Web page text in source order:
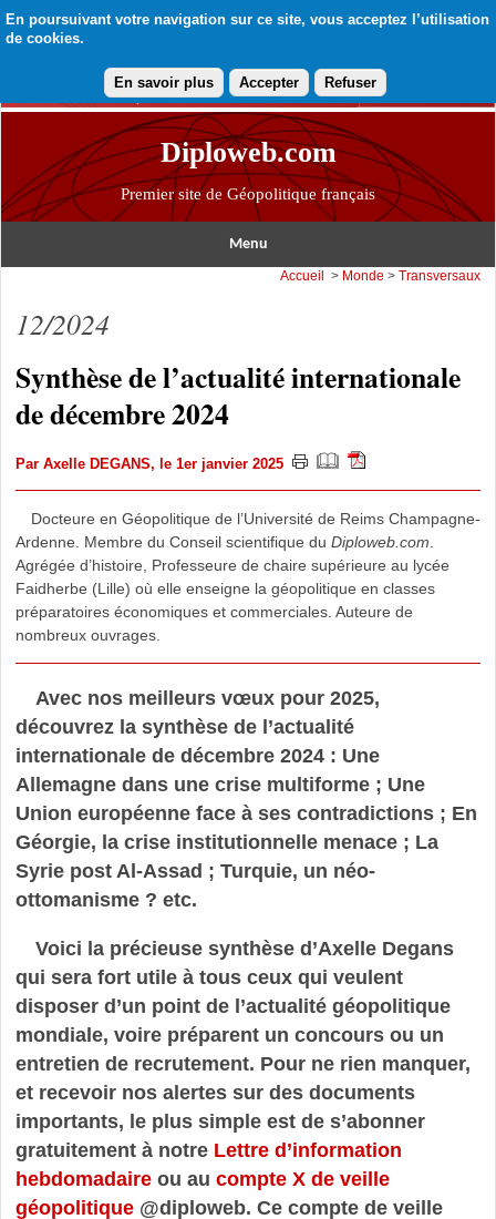
En poursuivant votre navigation sur ce site, vous acceptez l’utilisation
de cookies.
En savoir plus Accepter Refuser
Diploweb.com
Premier site de Géopolitique français
Menu
Accueil > Monde > Transversaux
12/2024
Synthèse de l’actualité internationale
de décembre 2024
Par Axelle DEGANS, le 1er janvier 2025
Docteure en Géopolitique de l’Université de Reims Champagne-
Ardenne. Membre du Conseil scientifique du Diploweb.com
Agrégée d’histoire, Professeure de chaire supérieure au lycée
Faidherbe (Lille) où elle enseigne la géopolitique en classes
préparatoires économiques et commerciales. Auteure de
nombreux ouvrages.
Avec nos meilleurs vœux pour 2025,
découvrez la synthèse de l’actualité
internationale de décembre 2024 : Une
Allemagne dans une crise multiforme ; Une
Union européenne face à ses contradictions ; En
Géorgie, la crise institutionnelle menace ; La
Syrie post Al-Assad ; Turquie, un néo-
ottomanisme ? etc.
Voici la précieuse synthèse d’Axelle Degans
qui sera fort utile à tous ceux qui veulent
disposer d’un point de l’actualité géopolitique
mondiale, voire préparent un concours ou un
entretien de recrutement. Pour ne rien manquer,
et recevoir nos alertes sur des documents
importants, le plus simple est de s’abonner
gratuitement à notre Lettre d’information
hebdomadaireou au compte X de veille
géopolitique@diploweb. Ce compte de veille